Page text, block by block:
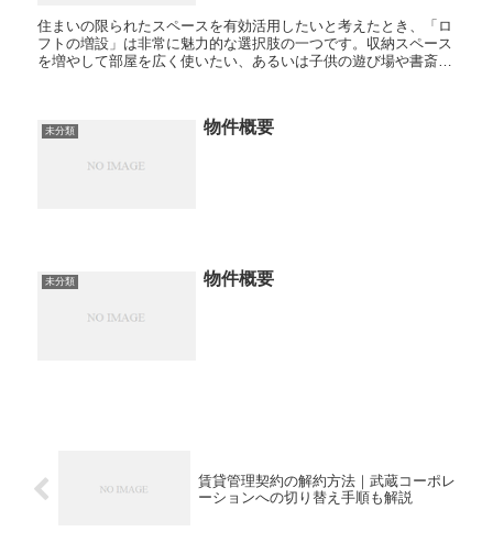
住まいの限られたスペースを有効活用したいと考えたとき、「ロ
フトの増設」は非常に魅力的な選択肢の一つです。収納スペース
を増やして部屋を広く使いたい、あるいは子供の遊び場や書斎の
未分類 物件概要
未分類 物件概要
賃貸管理契約の解約方法｜武蔵コーポレ
ーションへの切り替え手順も解説